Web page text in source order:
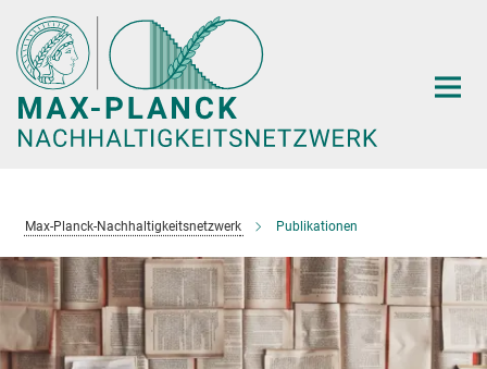
Hauptinhalt
Max-Planck-Nachhaltigkeitsnetzwerk Publikationen